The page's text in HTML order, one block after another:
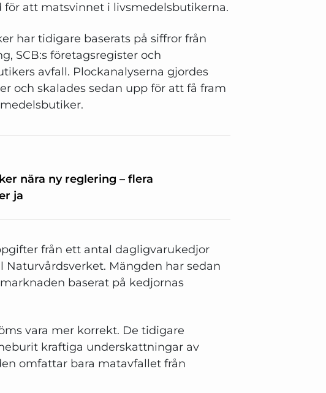
att matsvinnet i livsmedelsbutikerna.
har tidigare baserats på siffror från
SCB:s företagsregister och
avfall. Plockanalyserna gjordes
och skalades sedan upp för att få fram
nära ny reglering – flera
ja
från ett antal dagligvarukedjor
Mängden har sedan
baserat på kedjornas
vara mer korrekt. De tidigare
kraftiga underskattningar av
omfattar bara matavfallet från